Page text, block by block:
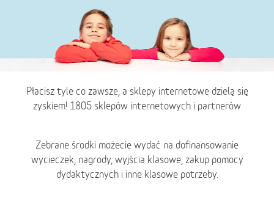
Płacisz tyle co zawsze, a sklepy internetowe dzielą się
zyskiem! 1805 sklepów internetowych i partnerów
Zebrane środki możecie wydać na dofinansowanie
wycieczek, nagrody, wyjścia klasowe, zakup pomocy
dydaktycznych i inne klasowe potrzeby.